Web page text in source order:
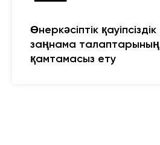
Өнеркәсіптік
заңнама
қамтамасыз ету